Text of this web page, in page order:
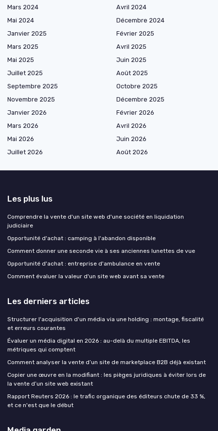
Mars 2024
Avril 2024
Mai 2024
Décembre 2024
Janvier 2025
Février 2025
Mars 2025
Avril 2025
Mai 2025
Juin 2025
Juillet 2025
Août 2025
Septembre 2025
Octobre 2025
Novembre 2025
Décembre 2025
Janvier 2026
Février 2026
Mars 2026
Avril 2026
Mai 2026
Juin 2026
Juillet 2026
Août 2026
Les plus lus
Comprendre la vente d'un site web d'une société en liquidation
judiciaire
Opportunité d'achat : camping à l'abandon disponible
Comment donner une seconde vie à ses anciennes lunettes de vue
Opportunité d'achat : entreprise d'ambulance en vente
Comment évaluer la valeur d'un site web avant sa vente
Les derniers articles
Structurer l'acquisition d'un média via une holding : montage, fiscalité
et erreurs courantes
Évaluer un média digital en 2026 : au-delà du multiple EBITDA, les
métriques qui comptent
Comment analyser la vente d’un site de marketplace B2B déjà existant
Copier une œuvre en la modifiant : les pièges juridiques à éviter lors de
la vente d’un site web existant
Rapport Reuters 2026 : le trafic organique des éditeurs chute de 33 %,
et ce n'est que le début